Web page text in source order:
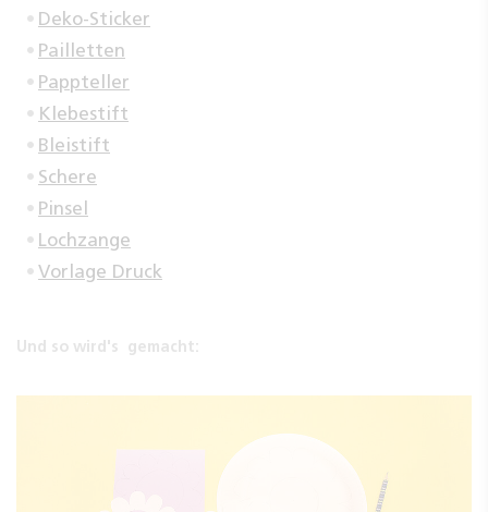
Deko-Sticker
Pailletten
Pappteller
Klebestift
Bleistift
Schere
Pinsel
Lochzange
Vorlage Druck
Und so wird's gemacht: